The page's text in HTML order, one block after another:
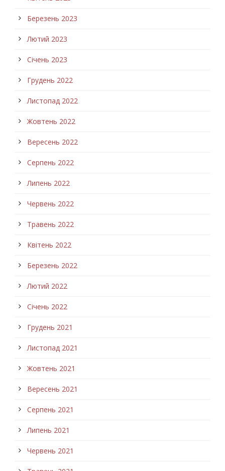
Березень 2023
Лютий 2023
Січень 2023
Грудень 2022
Листопад 2022
Жовтень 2022
Вересень 2022
Серпень 2022
Липень 2022
Червень 2022
Травень 2022
Квітень 2022
Березень 2022
Лютий 2022
Січень 2022
Грудень 2021
Листопад 2021
Жовтень 2021
Вересень 2021
Серпень 2021
Липень 2021
Червень 2021